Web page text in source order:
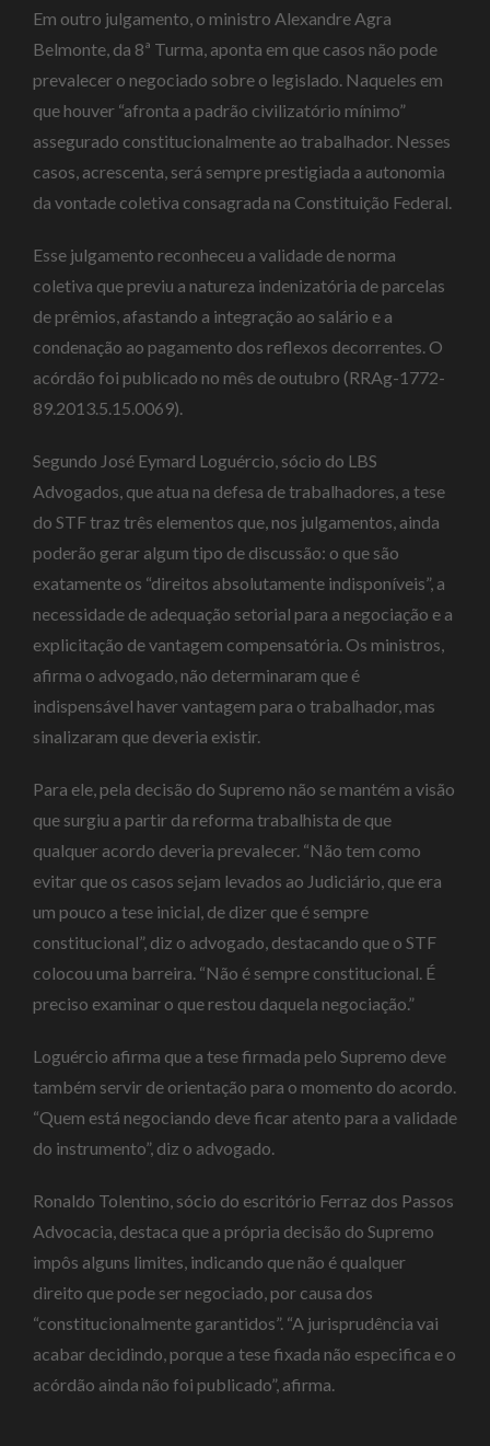
Em outro julgamento, o ministro Alexandre Agra
Belmonte, da 8ª Turma, aponta em que casos não pode
prevalecer o negociado sobre o legislado. Naqueles em
que houver “afronta a padrão civilizatório mínimo”
assegurado constitucionalmente ao trabalhador. Nesses
casos, acrescenta, será sempre prestigiada a autonomia
da vontade coletiva consagrada na Constituição Federal.
Esse julgamento reconheceu a validade de norma
coletiva que previu a natureza indenizatória de parcelas
de prêmios, afastando a integração ao salário e a
condenação ao pagamento dos reflexos decorrentes. O
acórdão foi publicado no mês de outubro (RRAg-1772-
89.2013.5.15.0069).
Segundo José Eymard Loguércio, sócio do LBS
Advogados, que atua na defesa de trabalhadores, a tese
do STF traz três elementos que, nos julgamentos, ainda
poderão gerar algum tipo de discussão: o que são
exatamente os “direitos absolutamente indisponíveis”, a
necessidade de adequação setorial para a negociação e a
explicitação de vantagem compensatória. Os ministros,
afirma o advogado, não determinaram que é
indispensável haver vantagem para o trabalhador, mas
sinalizaram que deveria existir.
Para ele, pela decisão do Supremo não se mantém a visão
que surgiu a partir da reforma trabalhista de que
qualquer acordo deveria prevalecer. “Não tem como
evitar que os casos sejam levados ao Judiciário, que era
um pouco a tese inicial, de dizer que é sempre
constitucional”, diz o advogado, destacando que o STF
colocou uma barreira. “Não é sempre constitucional. É
preciso examinar o que restou daquela negociação.”
Loguércio afirma que a tese firmada pelo Supremo deve
também servir de orientação para o momento do acordo.
“Quem está negociando deve ficar atento para a validade
do instrumento”, diz o advogado.
Ronaldo Tolentino, sócio do escritório Ferraz dos Passos
Advocacia, destaca que a própria decisão do Supremo
impôs alguns limites, indicando que não é qualquer
direito que pode ser negociado, por causa dos
“constitucionalmente garantidos”. “A jurisprudência vai
acabar decidindo, porque a tese fixada não especifica e o
acórdão ainda não foi publicado”, afirma.